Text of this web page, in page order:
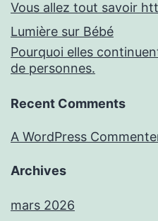
Vous allez tout savoir
Lumière sur Bébé
Pourquoi elles
de personnes.
Recent Comments
A WordPress
Archives
mars 2026